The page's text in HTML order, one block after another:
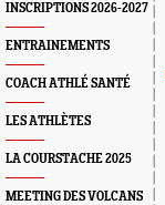
INSCRIPTIONS 2026-2027
ENTRAINEMENTS
COACH ATHLÉ SANTÉ
LES ATHLÈTES
LA COURSTACHE 2025
MEETING DES VOLCANS